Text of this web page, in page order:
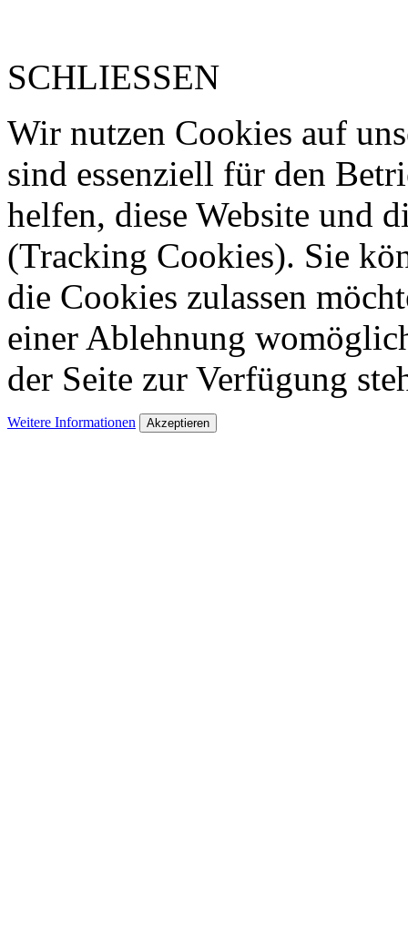
SCHLIESSEN
Wir nutzen Cookies auf
sind essenziell für den
helfen, diese Website und
(Tracking Cookies). Sie
die Cookies zulassen
einer Ablehnung
der Seite zur Verfügung
Weitere Informationen Akzeptieren